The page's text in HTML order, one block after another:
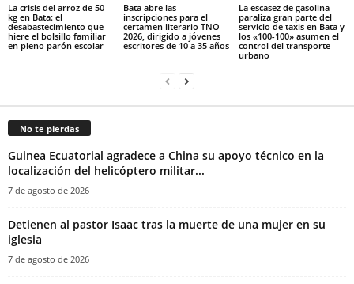
‎La crisis del arroz de 50
kg en Bata: el
desabastecimiento que
hiere el bolsillo familiar
en pleno parón escolar
Bata abre las
inscripciones para el
certamen literario TNO
2026, dirigido a jóvenes
escritores de 10 a 35 años
La escasez de gasolina
paraliza gran parte del
servicio de taxis en Bata y
los «100-100» asumen el
control del transporte
urbano
No te pierdas
Guinea Ecuatorial agradece a China su apoyo técnico en la
localización del helicóptero militar...
7 de agosto de 2026
‎Detienen al pastor Isaac tras la muerte de una mujer en su
iglesia‎
7 de agosto de 2026